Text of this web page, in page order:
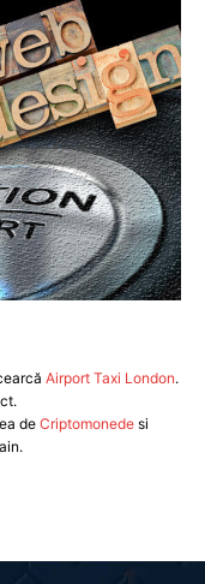
Airport Taxi London.
de Criptomonedesi